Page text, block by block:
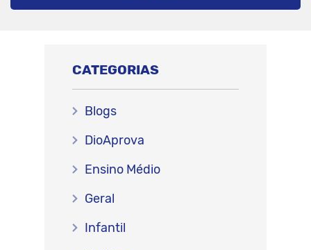
CATEGORIAS
Blogs
DioAprova
Ensino Médio
Geral
Infantil